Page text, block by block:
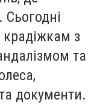
крадіжкам з
та
документи.